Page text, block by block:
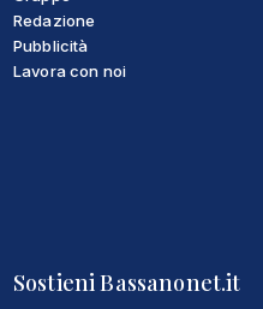
Redazione
Pubblicità
Lavora con noi
Sostieni Bassanonet.it